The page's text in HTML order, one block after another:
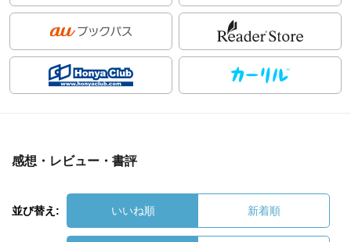
感想・レビュー・書評
並び替え: いいね順 新着順